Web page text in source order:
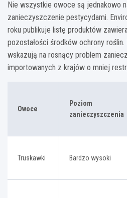
Nie wszystkie owoce są jednakowo
zanieczyszczenie pestycydami.
roku publikuje listę produktów
pozostałości środków ochrony roślin.
wskazują na rosnący problem
importowanych z krajów o mniej
Owoce
Poziom
zanieczyszczenia
Truskawki Bardzo wysoki